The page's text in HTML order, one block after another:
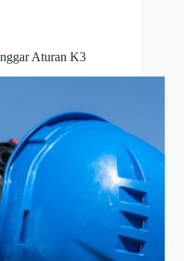
Aturan K3